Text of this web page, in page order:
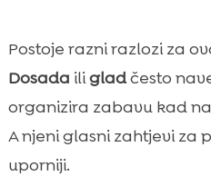
Postoje razni razlozi za
Dosada iligladčesto
organizira zabavu kad
A njeni glasni zahtjevi za
uporniji.